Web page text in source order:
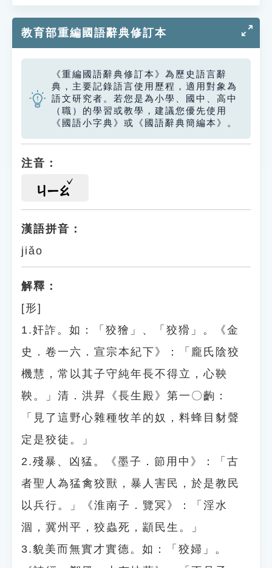
教育部重編國語辭典修訂本
《重編國語辭典修訂本》為歷史語言辭
典，主要記錄語言使用歷程，適用對象為
語文研究者。若您是為小學、國中、高中
（職）的學習或教學，建議您優先使用
《國語小字典》或《國語辭典簡編本》。
注音：
ㄐㄧㄠ
漢語拼音：
jiǎo
解釋：
[形]
1.奸詐。如：「狡獪」、「狡猾」。《金
史．卷一六．宣宗本紀下》：「龐氏陰狡
機慧，常以其子守純年長不得立，心鞅
鞅。」清．洪昇《長生殿》第一〇齣：
「見了這野心雜種牧羊的奴，料蜂目豺聲
定是狡徒。」
2.殘暴、凶猛。《墨子．節用中》：「古
者聖人為猛禽狡獸，暴人害民，於是教民
以兵行。」《淮南子．覽冥》：「淫水
涸，冀州平，狡蟲死，顓民生。」
3.貌美而無實才實德。如：「狡婦」。